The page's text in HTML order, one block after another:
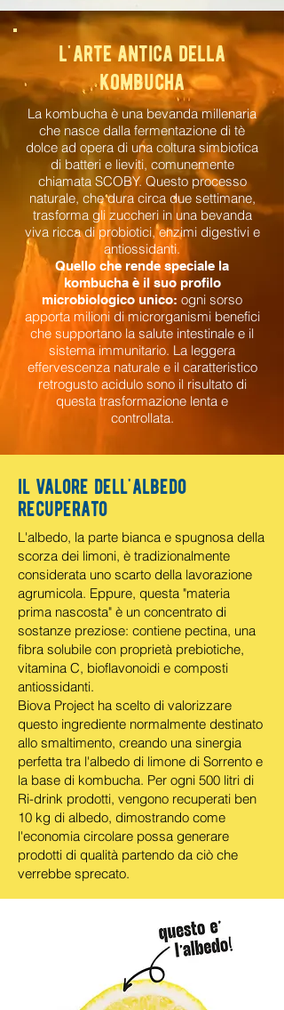
l'arte antica della
kombucha
La kombucha è una bevanda millenaria
che nasce dalla fermentazione di tè
dolce ad opera di una coltura simbiotica
di batteri e lieviti, comunemente
chiamata SCOBY. Questo processo
naturale, che dura circa due settimane,
trasforma gli zuccheri in una bevanda
viva ricca di probiotici, enzimi digestivi e
antiossidanti.
Quello che rende speciale la
kombucha è il suo profilo
microbiologico unico: ogni sorso
apporta milioni di microrganismi benefici
che supportano la salute intestinale e il
sistema immunitario. La leggera
effervescenza naturale e il caratteristico
retrogusto acidulo sono il risultato di
questa trasformazione lenta e
controllata.
il valore dell'albedo
recuperato
L'albedo, la parte bianca e spugnosa della
scorza dei limoni, è tradizionalmente
considerata uno scarto della lavorazione
agrumicola. Eppure, questa "materia
prima nascosta" è un concentrato di
sostanze preziose: contiene pectina, una
fibra solubile con proprietà prebiotiche,
vitamina C, bioflavonoidi e composti
antiossidanti.
Biova Project ha scelto di valorizzare
questo ingrediente normalmente destinato
allo smaltimento, creando una sinergia
perfetta tra l'albedo di limone di Sorrento e
la base di kombucha. Per ogni 500 litri di
Ri-drink prodotti, vengono recuperati ben
10 kg di albedo, dimostrando come
l'economia circolare possa generare
prodotti di qualità partendo da ciò che
verrebbe sprecato.